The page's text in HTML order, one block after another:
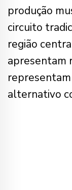
produção
circuito
região
apresentam
alternativo